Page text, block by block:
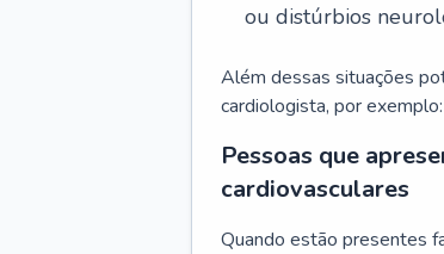
ou distúrbios
Além dessas situações
cardiologista, por exemplo:
Pessoas que
cardiovasculares
Quando estão presentes